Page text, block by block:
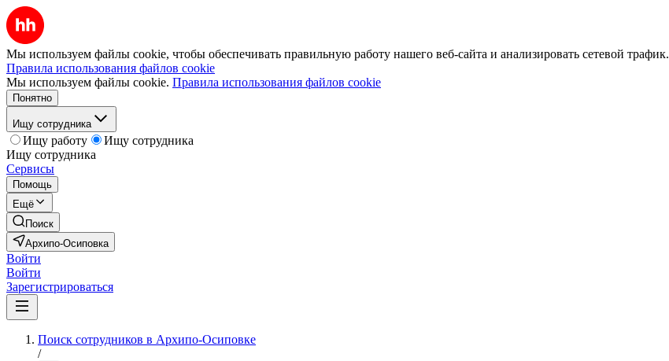
Мы используем файлы cookie, чтобы обеспечивать правильную работу нашего веб-сайта и анализировать сетевой трафик.
Правила использования файлов cookie
Мы используем файлы cookie. Правила использования файлов cookie
Понятно
Ищу сотрудника
Ищу работу
Ищу сотрудника
Ищу сотрудника
Сервисы
Помощь
Ещё
Поиск
Архипо-Осиповка
Войти
Войти
Зарегистрироваться
Поиск сотрудников в Архипо-Осиповке
/